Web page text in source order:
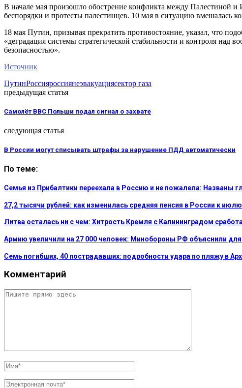
В начале мая произошло обострение конфликта между Палестиной и
беспорядки и протесты палестинцев. 10 мая в ситуацию
18 мая Путин, призывая прекратить противостояние, указал, что
«деградация системы стратегической стабильности и контроля
безопасностью».
Источник
ПутинРоссияроссиянеэвакуациясектор газа
предыдущая статья
Самолёт ВВС Польши подал сигнал о захвате
следующая статья
В России могут списывать штрафы за нарушение ПДД автоматически
По теме:
Семья из Прибалтики переехала в Россию и не пожалела: Названы
27,2 тысячи рублей: как изменилась средняя пенсия в России к
Литва осталась ни с чем: Хитрость Кремля с Калининградом
Армию увеличили на 27 000 человек: Минобороны РФ объяснили
Семь погибших, 40 пострадавших: подробности удара по пляжу в
Комментарий